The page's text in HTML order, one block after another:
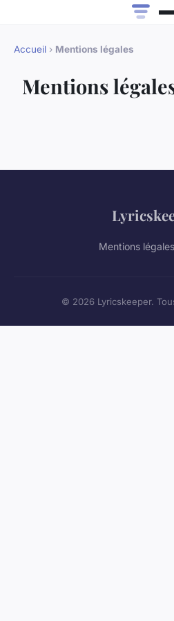
Accueil › Mentions légales
Mentions
Mentions légales
© 2026 Lyricskeeper.